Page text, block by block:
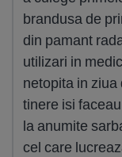
brandusa de
din pamant
utilizari in
netopita in
tinere isi
la anumite
cel care